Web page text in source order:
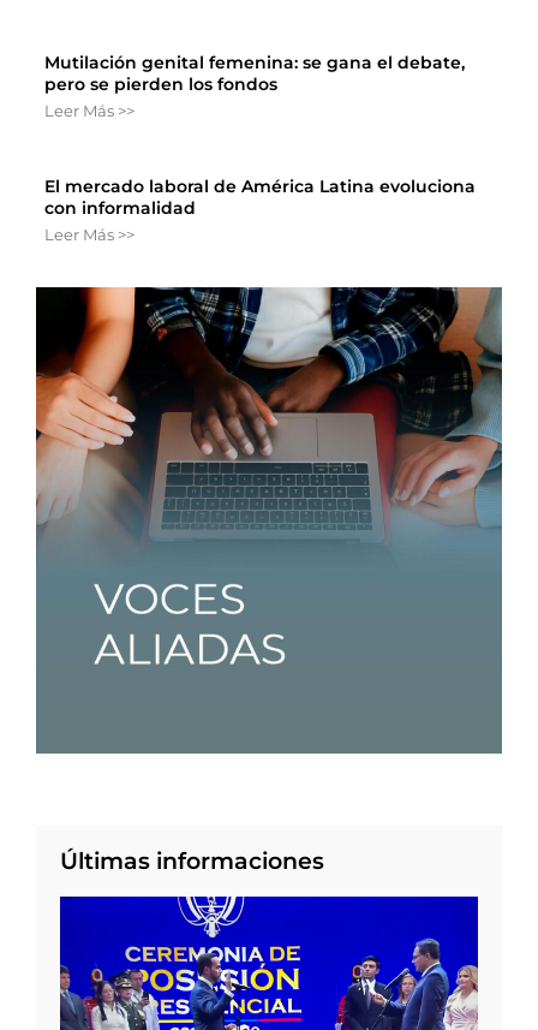
Mutilación genital femenina: se gana el debate,
pero se pierden los fondos
Leer Más >>
El mercado laboral de América Latina evoluciona
con informalidad
Leer Más >>
Últimas informaciones